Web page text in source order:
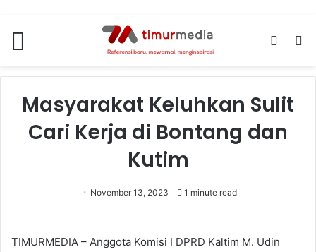
Switch
Masyarakat Keluhkan Sulit
Cari Kerja di Bontang dan
Kutim
November 13, 2023 1 minute read
TIMURMEDIA – Anggota Komisi I DPRD Kaltim M. Udin